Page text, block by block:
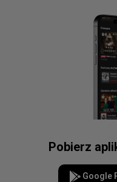
Pobierz
Google